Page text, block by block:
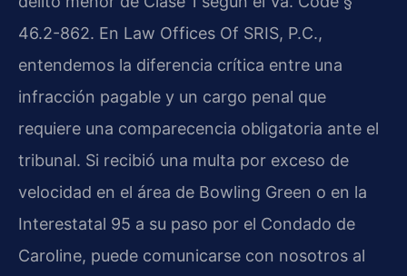
46.2-862. En Law Offices Of SRIS, P.C.,
entendemos la diferencia crítica entre una
infracción pagable y un cargo penal que
requiere una comparecencia obligatoria ante el
tribunal. Si recibió una multa por exceso de
velocidad en el área de Bowling Green o en la
Interestatal 95 a su paso por el Condado de
Caroline, puede comunicarse con nosotros al